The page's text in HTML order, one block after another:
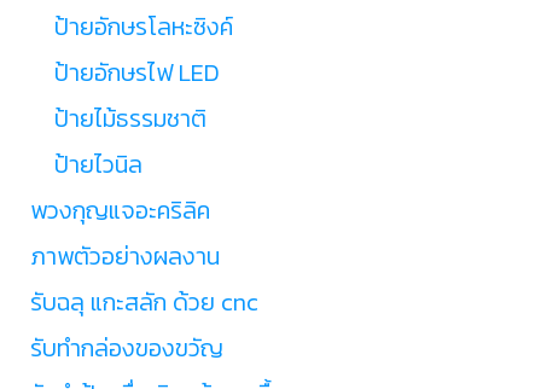
ป้ายอักษรโลหะซิงค์
ป้ายอักษรไฟ LED
ป้ายไม้ธรรมชาติ
ป้ายไวนิล
พวงกุญแจอะคริลิค
ภาพตัวอย่างผลงาน
รับฉลุ แกะสลัก ด้วย cnc
รับทำกล่องของขวัญ